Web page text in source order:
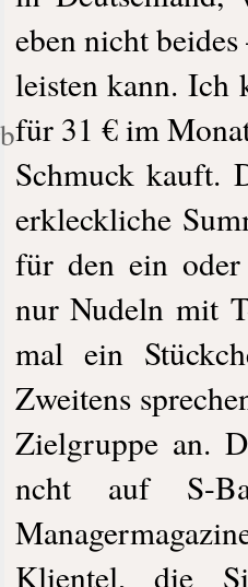
eben nicht
leisten kann. Ich
für 31 € im
Schmuck kauft.
erkleckliche
für den ein
nur Nudeln mit
mal ein
Zweitens
Zielgruppe an.
ncht auf S-
Klientel, die